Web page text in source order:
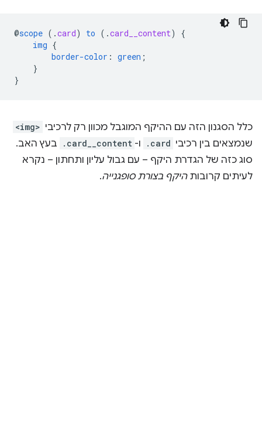
@scope ( .card) to ( .card__content)
{
img {
border-color : green ;
}
}
כלל הסגנון הזה עם ההיקף המוגבל מכוון רק לרכיבי <img>
שנמצאים בין רכיבי .card ו- .card__content
בעץ האב.
סוג כזה של הגדרת היקף – עם גבול עליון ותחתון – נקרא
לעיתים קרובותהיקף בצורת סופגנייה.